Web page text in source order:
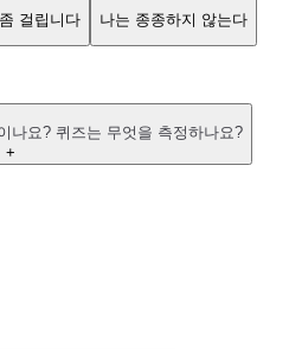
걸립니다 나는 종종하지 않는다
나요? 퀴즈는 무엇을 측정하나요?
+